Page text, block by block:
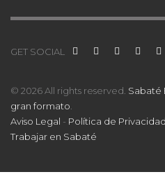
GET SOCIAL
© 2026 All rights reserved. Sabaté
gran formato
Aviso Legal - Política de Privacidad
Trabajar en Sabaté